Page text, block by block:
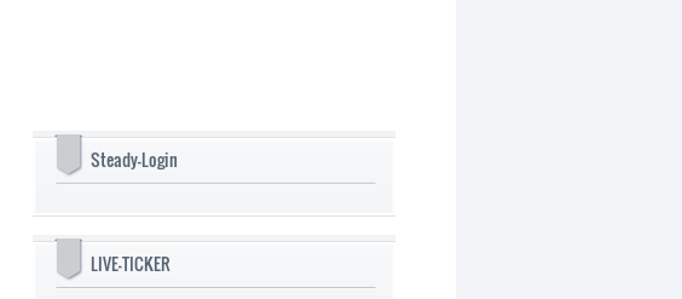
Steady-Login
LIVE-TICKER